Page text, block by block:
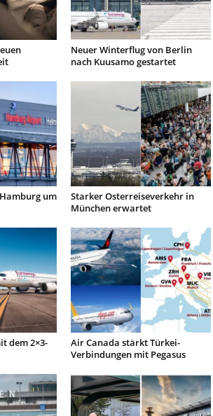
Neuer Winterflug von Berlin
nach Kuusamo gestartet
um
Starker Osterreiseverkehr in
München erwartet
dem 2×3-
Air Canada stärkt Türkei-
Verbindungen mit Pegasus